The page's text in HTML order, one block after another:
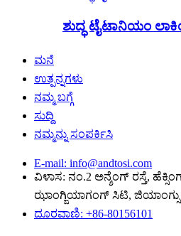
ಶುದ್ಧ ಟೈಟಾನಿಯಂ
ಮನೆ
ಉತ್ಪನ್ನಗಳು
ನಮ್ಮ ಬಗ್ಗೆ
ಸುದ್ದಿ
ನಮ್ಮನ್ನು ಸಂಪರ್ಕಿಸಿ
E-mail: info@andtosi.com
ವಿಳಾಸ: ನಂ.2 ಅನ್ಶೆಂಗ್ ರಸ್ತೆ,
ಝಾಂಗ್ಜಿಯಾಗಂಗ್ ಸಿಟಿ, ಜಿಯಾಂಗ್ಸು
ದೂರವಾಣಿ: +86-80156101